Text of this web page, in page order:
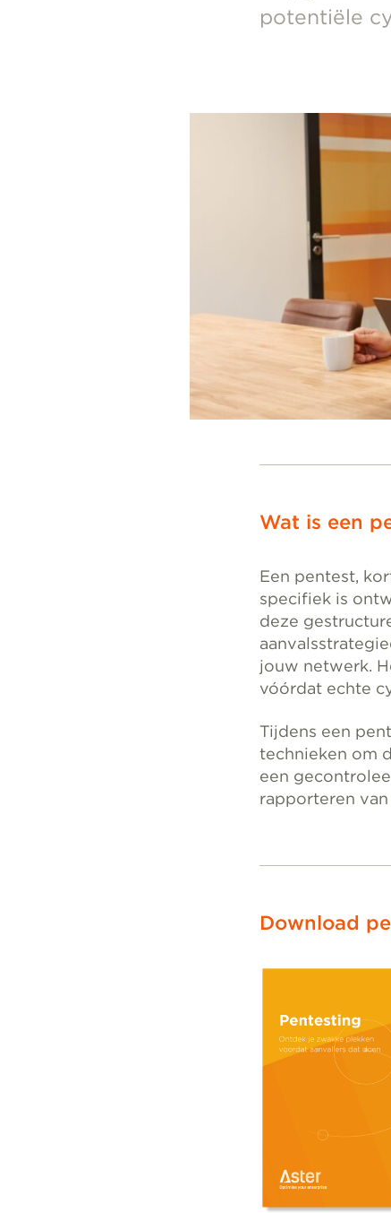
potentiële
Wat is een
Een pentest,
specifiek is
deze
jouw netwerk.
vóórdat echte
Tijdens een
technieken om
een
rapporteren
Download